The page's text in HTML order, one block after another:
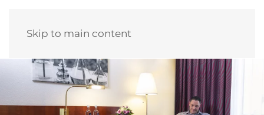
Skip to main content